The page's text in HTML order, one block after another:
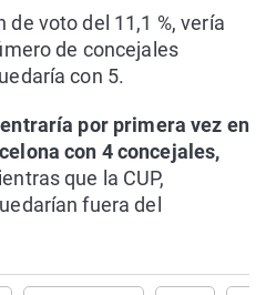
de voto del 11,1 %, vería
de concejales
con 5.
por primera vez en
con 4 concejales,
que la CUP,
fuera del